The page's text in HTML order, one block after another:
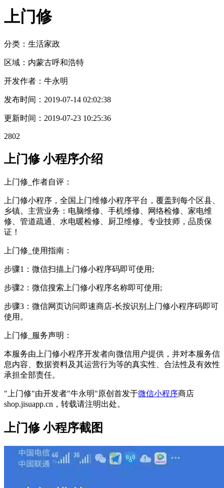
上门修
分类：生活家政
区域： 内蒙古呼和浩特
开发作者： 牛永明
发布时间： 2019-07-14 02:02:38
更新时间： 2019-07-23 10:25:36
2802
上门修 小程序介绍
上门修_作者自评：
上门修小程序，全国上门维修小程序平台，覆盖到每个区县、
乡镇。主营业务：电脑维修、手机维修、网络检修、家电维
修、管道疏通、水电暖检修、厨卫维修。专业技师，品质保
证！
上门修_使用指南：
步骤1：微信扫描上门修小程序码即可使用;
步骤2：微信搜索上门修小程序名称即可使用;
步骤3：微信网页访问即速商店-长按识别上门修小程序码即可
使用。
上门修_服务声明：
本服务由上门修小程序开发者向微信用户提供，并对本服务信
息内容、数据资料及其运营行为等的真实性、合法性及有效性
承担全部责任。
"上门修"由开发者"牛永明"原创首发于微信小程序商店
shop.jisuapp.cn，转载请注明出处。
上门修 小程序截图